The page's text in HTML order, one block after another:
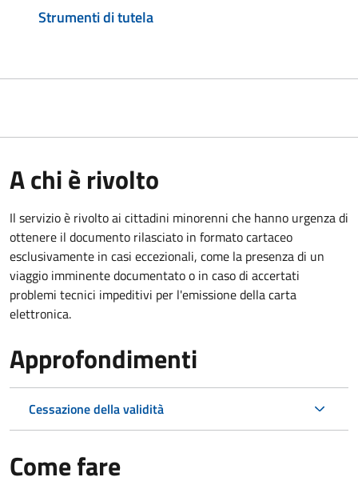
Strumenti di tutela
A chi è rivolto
Il servizio è rivolto ai cittadini minorenni che hanno urgenza di
ottenere il documento rilasciato in formato cartaceo
esclusivamente in casi eccezionali, come la presenza di un
viaggio imminente documentato o in caso di accertati
problemi tecnici impeditivi per l'emissione della carta
elettronica.
Approfondimenti
Cessazione della validità
Come fare